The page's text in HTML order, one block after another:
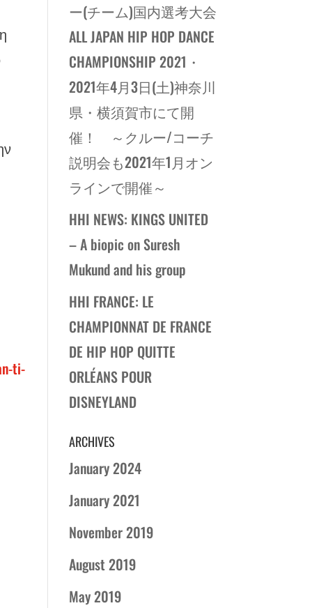
ti-
ー(チーム)国内選考大会
ALL JAPAN HIP HOP DANCE
CHAMPIONSHIP 2021・
2021年4月3日(土)神奈川
県・横須賀市にて開
催！ ～クルー/コーチ
説明会も2021年1月オン
ラインで開催～
HHI NEWS: KINGS UNITED
– A biopic on Suresh
Mukund and his group
HHI FRANCE: LE
CHAMPIONNAT DE FRANCE
DE HIP HOP QUITTE
ORLÉANS POUR
DISNEYLAND
ARCHIVES
January 2024
January 2021
November 2019
August 2019
May 2019